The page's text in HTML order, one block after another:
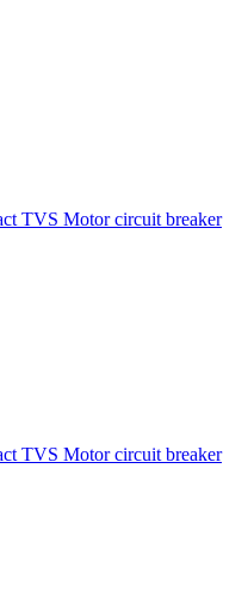
TVS Motor circuit breaker
TVS Motor circuit breaker